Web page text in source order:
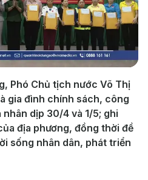
Play
Video
Phó Chủ tịch nước Võ Thị
gia đình chính sách, công
dịp 30/4 và 1/5; ghi
địa phương, đồng thời đề
sống nhân dân, phát triển